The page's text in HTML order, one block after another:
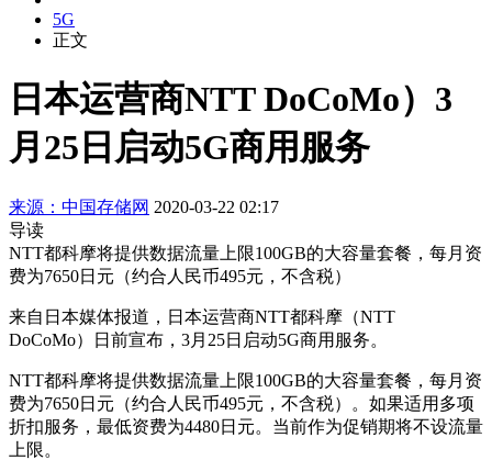
5G
正文
日本运营商NTT DoCoMo）3
月25日启动5G商用服务
来源：中国存储网 2020-03-22 02:17
导读
NTT都科摩将提供数据流量上限100GB的大容量套餐，每月资
费为7650日元（约合人民币495元，不含税）
来自日本媒体报道，日本运营商NTT都科摩（NTT
DoCoMo）日前宣布，3月25日启动5G商用服务。
NTT都科摩将提供数据流量上限100GB的大容量套餐，每月资
费为7650日元（约合人民币495元，不含税）。如果适用多项
折扣服务，最低资费为4480日元。当前作为促销期将不设流量
上限。